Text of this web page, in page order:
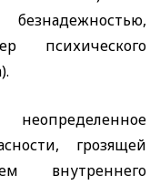
психического
неопределенное
грозящей
внутреннего